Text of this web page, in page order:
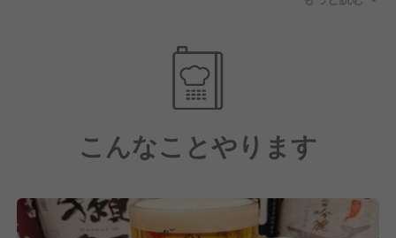
稼いでほしい」という考えのもと、変形労働時間制を
イベートを優先したい時期は月6〜8日の休みをしっか
り確保するなど、シフトの柔軟性は抜群です。
また、形だけの「店長候補」ではありません。発注、
買い物、数値管理（PL）などの経営スキルに加え、
今後は海外出店に伴うマネジメント業務まで、本人の
えています。「数字は苦手だけど学びたい」という前
向きな姿勢があれば、マンツーマンで並走します！
こんなことやります